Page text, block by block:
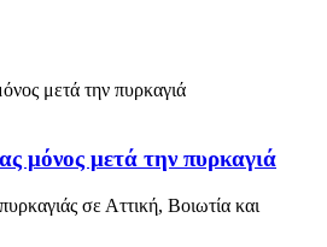
μόνος μετά την πυρκαγιά